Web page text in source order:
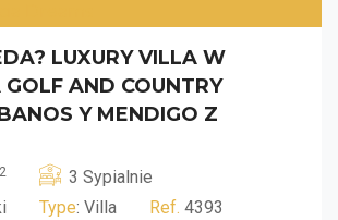
LUXURY VILLA W
AND COUNTRY
Y MENDIGO Z
2
3 Sypialnie
Type: Villa Ref. 4393